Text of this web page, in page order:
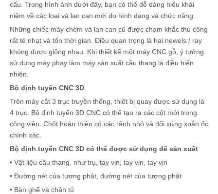
cấu. Trong hình ảnh dưới đây, bạn có thể dễ dàng hiểu khái
niệm về các loại và lan can mới do hình dạng và chức năng.
Những chiếc máy chém và lan can cũ được chạm khắc thủ công
rất tẻ nhạt và tốn thời gian. Điều quan trọng là hai newels / ray
không được giống nhau. Khi thiết kế một máy CNC gỗ, ý tưởng
sử dụng máy phay làm máy sản xuất cầu thang là điều hiển
nhiên.
Bộ định tuyến CNC 3D
Trên máy cắt 3 trục truyền thống, thiết bị quay được sử dụng là
4 trục. Bộ định tuyến 3D CNC có thể tạo ra các cột mới trong
công viên. Chốt hoàn thiện có các rãnh nhỏ và đối xứng xoắn ốc
chính xác.
Bộ định tuyến CNC 3D có thể được sử dụng để sản xuất
• Vật liệu cầu thang, như trụ, tay vịn, tay vịn, tay vịn
• Đường nét của tượng phật, đường nét của tượng phật
• Bàn ghế và chân tủ